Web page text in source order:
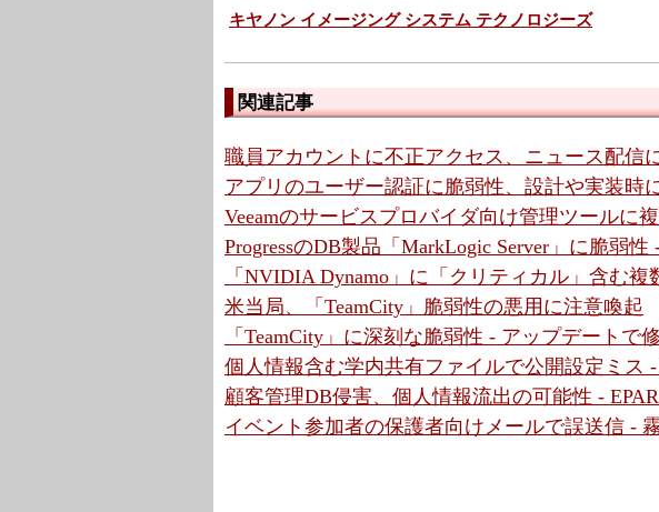
キヤノン イメージング システム テクノロジーズ
関連記事
職員アカウントに不正アクセス、ニュース配信
アプリのユーザー認証に脆弱性、設計や実装時
Veeamのサービスプロバイダ向け管理ツールに
ProgressのDB製品「MarkLogic Server」に脆弱
「NVIDIA Dynamo」に「クリティカル」含む
米当局、「TeamCity」脆弱性の悪用に注意喚起
「TeamCity」に深刻な脆弱性 - アップデートで
個人情報含む学内共有ファイルで公開設定ミス
顧客管理DB侵害、個人情報流出の可能性 -
イベント参加者の保護者向けメールで誤送信 -